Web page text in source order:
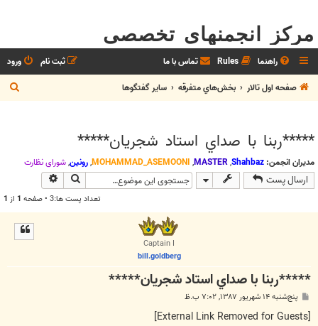
مرکز انجمنهای تخصصی
راهنما Rules تماس با ما ورود
ثبت نام
صفحه اول تالار
بخش‌‌هاي متفرقه ساير گفتگوها
س
*****ربنا با صداي استاد شجريان*****
مدیران انجمن: Shahbaz
,
MASTER
,
MOHAMMAD_ASEMOONI
,رونین,شوراي نظارت
ارسال پست جستجو
تعداد پست ها:3 • صفحه 1 از 1
Captain I
bill.goldberg
*****ربنا با صداي استاد شجريان*****
س
ت
پنج‌شنبه ۱۴ شهریور ۱۳۸۷, ۷:۰۲ ب.ظ
[External Link Removed for Guests]